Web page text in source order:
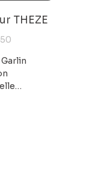
THEZE
pour